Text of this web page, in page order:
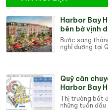
Harbor Bay
bên bờ vịnh
Bước sang
nghỉ dưỡng tại
Quỹ căn
Harbor Bay
Thị trường bất
những tuần